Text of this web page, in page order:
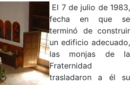
El 7 de julio de 1983,
fecha en que se
terminó de construir
un edificio adecuado,
las monjas de la
Fraternidad
trasladaron a él su